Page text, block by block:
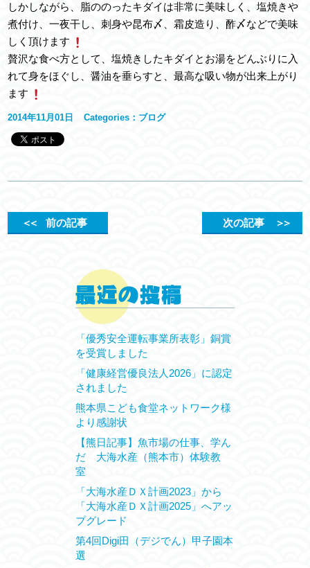
しかしながら、脂ののったキダイは非常に美味しく、塩焼きや
煮付け、一夜干し、刺身や昆布〆、霜皮造り、酢〆などで美味
しく頂けます
贅沢な食べ方として、塩焼きしたキダイとお湯をどんぶりに入
れて身をほぐし、醤油を垂らすと、最高な吸い物が出来上がり
ます
2014年11月01日 Categories： ブログ
＜＜前の記事 次の記事 ＞＞
「優秀安全運転事業所表彰」銅賞
を受賞しました
「健康経営優良法人2026」に認定
されました
熊本県こども食堂ネットワーク様
より感謝状
【熊日記事】魚市場の仕事、学ん
だ 大海水産（熊本市）体験教
室
「大海水産ＤＸ計画2023」から
「大海水産ＤＸ計画2025」へアッ
プグレード
第4回Digi田（デジでん）甲子園本
選